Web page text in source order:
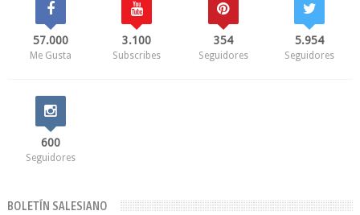
57.000
Me Gusta
3.100
Subscribes
354
Seguidores
5.954
Seguidores
600
Seguidores
BOLETÍN SALESIANO